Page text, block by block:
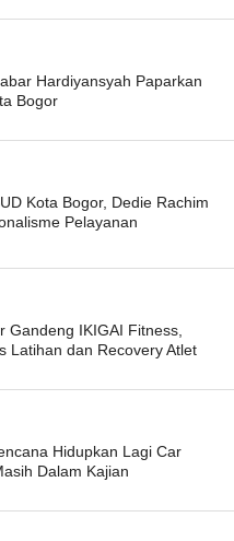
Hardiyansyah Paparkan
Bogor
Kota Bogor, Dedie Rachim
Pelayanan
Gandeng IKIGAI Fitness,
Latihan dan Recovery Atlet
Hidupkan Lagi Car
Dalam Kajian